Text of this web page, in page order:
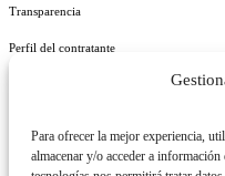
Para ofrecer la mejor experiencia,
almacenar y/o acceder a
Transparencia
Perfil del contratante